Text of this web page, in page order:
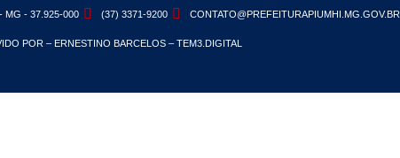
MG - 37.925-000 (37) 3371-9200 CONTATO@PREFEITURAPIUMHI.MG.GOV.BR
POR – ERNESTINO BARCELOS – TEM3.DIGITAL